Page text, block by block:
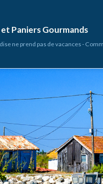
Paniers Gourmands
ne prend pas de vacances -